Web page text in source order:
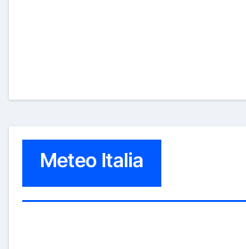
Meteo Italia